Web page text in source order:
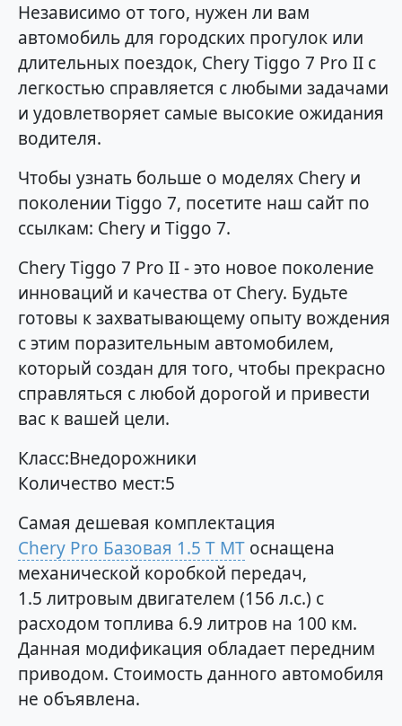
Независимо от того, нужен ли вам
автомобиль для городских прогулок или
длительных поездок, Chery Tiggo 7 Pro II с
легкостью справляется с любыми задачами
и удовлетворяет самые высокие ожидания
водителя.
Чтобы узнать больше о моделях Chery и
поколении Tiggo 7, посетите наш сайт по
ссылкам: Chery и Tiggo 7.
Chery Tiggo 7 Pro II - это новое поколение
инноваций и качества от Chery. Будьте
готовы к захватывающему опыту вождения
с этим поразительным автомобилем,
который создан для того, чтобы прекрасно
справляться с любой дорогой и привести
вас к вашей цели.
Класс:Внедорожники
Количество мест:5
Самая дешевая комплектация
Chery Pro Базовая 1.5 T MT оснащена
механической коробкой передач,
1.5 литровым двигателем (156 л.с.) с
расходом топлива 6.9 литров на 100 км.
Данная модификация обладает передним
приводом. Стоимость данного автомобиля
не объявлена.